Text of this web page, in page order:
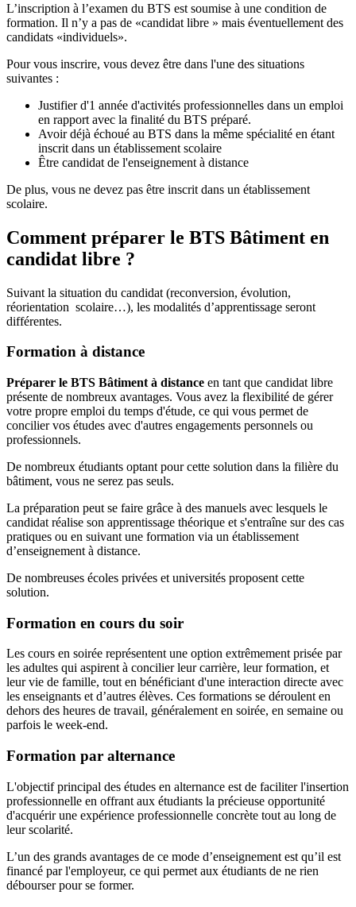
L’inscription à l’examen du BTS est soumise à une condition de
formation. Il n’y a pas de «candidat libre » mais éventuellement des
candidats «individuels».
Pour vous inscrire, vous devez être dans l'une des situations
suivantes :
Justifier d'1 année d'activités professionnelles dans un emploi
en rapport avec la finalité du BTS préparé.
Avoir déjà échoué au BTS dans la même spécialité en étant
inscrit dans un établissement scolaire
Être candidat de l'enseignement à distance
De plus, vous ne devez pas être inscrit dans un établissement
scolaire.
Comment préparer le BTS Bâtiment en
candidat libre ?
Suivant la situation du candidat (reconversion, évolution,
réorientation scolaire…), les modalités d’apprentissage seront
différentes.
Formation à distance
Préparer le BTS Bâtiment à distance en tant que candidat libre
présente de nombreux avantages. Vous avez la flexibilité de gérer
votre propre emploi du temps d'étude, ce qui vous permet de
concilier vos études avec d'autres engagements personnels ou
professionnels.
De nombreux étudiants optant pour cette solution dans la filière du
bâtiment, vous ne serez pas seuls.
La préparation peut se faire grâce à des manuels avec lesquels le
candidat réalise son apprentissage théorique et s'entraîne sur des cas
pratiques ou en suivant une formation via un établissement
d’enseignement à distance.
De nombreuses écoles privées et universités proposent cette
solution.
Formation en cours du soir
Les cours en soirée représentent une option extrêmement prisée par
les adultes qui aspirent à concilier leur carrière, leur formation, et
leur vie de famille, tout en bénéficiant d'une interaction directe avec
les enseignants et d’autres élèves. Ces formations se déroulent en
dehors des heures de travail, généralement en soirée, en semaine ou
parfois le week-end.
Formation par alternance
L'objectif principal des études en alternance est de faciliter l'insertion
professionnelle en offrant aux étudiants la précieuse opportunité
d'acquérir une expérience professionnelle concrète tout au long de
leur scolarité.
L’un des grands avantages de ce mode d’enseignement est qu’il est
financé par l'employeur, ce qui permet aux étudiants de ne rien
débourser pour se former.